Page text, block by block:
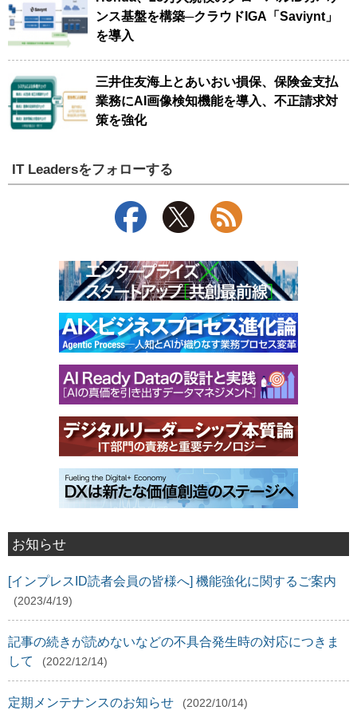
ンス基盤を構築─クラウドIGA「Saviynt」
を導入
三井住友海上とあいおい損保、保険金支払
業務にAI画像検知機能を導入、不正請求対
策を強化
IT Leadersをフォローする
お知らせ
[インプレスID読者会員の皆様へ] 機能強化に関するご案内
(2023/4/19)
記事の続きが読めないなどの不具合発生時の対応につきま
して
(2022/12/14)
定期メンテナンスのお知らせ (2022/10/14)